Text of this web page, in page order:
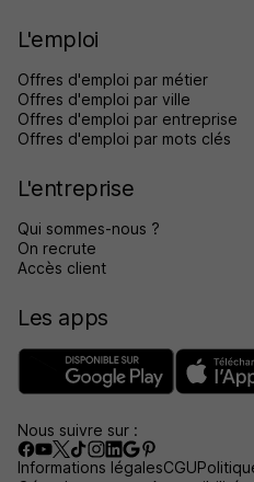
L'emploi
Offres d'emploi par métier
Offres d'emploi par ville
Offres d'emploi par entreprise
Offres d'emploi par mots clés
L'entreprise
Qui sommes-nous ?
On recrute
Accès client
Les apps
Nous suivre sur :
Informations légalesCGU